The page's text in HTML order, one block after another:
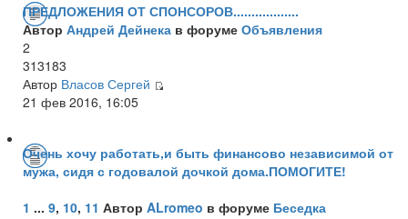
ПРЕДЛОЖЕНИЯ ОТ СПОНСОРОВ..................
Автор Андрей Дейнека в форуме Объявления
2
313183
Автор Власов Сергей
21 фев 2016, 16:05
Очень хочу работать,и быть финансово независимой от
мужа, сидя с годовалой дочкой дома.ПОМОГИТЕ!
1 ... 9, 10, 11 Автор ALromeo в форуме Беседка